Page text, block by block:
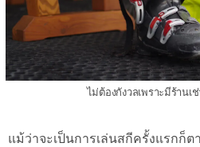
ไม่ต้องกังวลเพราะมีร้านเ
แม้ว่าจะเป็นการเล่นสกีครั้งแรกก็ต